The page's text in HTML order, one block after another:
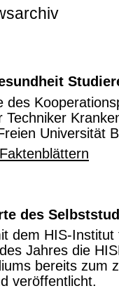
des
Techniker
Universität
des
dem HIS-
Jahres die
bereits zum
veröffentlicht.